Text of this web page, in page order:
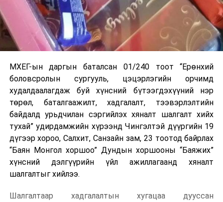
МХЕГ-ын даргын баталсан 01/240 тоот “Ерөнхий
боловсролын сургууль, цэцэрлэгийн орчимд
худалдаалагдаж буй хүнсний бүтээгдэхүүний нэр
төрөл, баталгаажилт, хадгалалт, тээвэрлэлтийн
байдалд урьдчилан сэргийлэх хяналт шалгалт хийх
тухай” удирдамжийн хүрээнд Чингэлтэй дүүргийн 19
дүгээр хороо, Салхит, Санзайн зам, 23 тоотод байрлах
“Баян Монгол хоршоо” Дундын хоршооны “Баяжих”
хүнсний дэлгүүрийн үйл ажиллагаанд хяналт
шалгалтыг хийлээ.
Шалгалтаар хадгалалтын хугацаа дууссан